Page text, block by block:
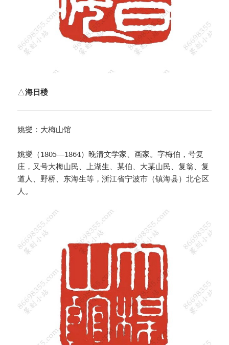
△海日楼
姚燮：大梅山馆
姚燮（1805—1864）晚清文学家、画家。字梅伯，号复
庄，又号大梅山民、上湖生、某伯、大某山民、复翁、复
道人、野桥、东海生等，浙江省宁波市（镇海县）北仑区
人。